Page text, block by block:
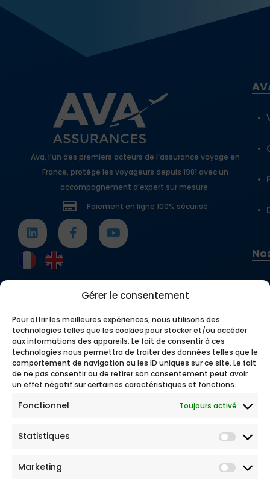
Gérer le consentement
Pour offrir les meilleures expériences, nous utilisons des
technologies telles que les cookies pour stocker et/ou accéder
aux informations des appareils. Le fait de consentir à ces
technologies nous permettra de traiter des données telles que le
comportement de navigation ou les ID uniques sur ce site. Le fait
de ne pas consentir ou de retirer son consentement peut avoir
un effet négatif sur certaines caractéristiques et fonctions.
Fonctionnel Toujours activé
Statistiques
Marketing
Ava, l’un des premiers acteurs de l’assurance voyage en
France, protège les voyageurs depuis 1981 avec un
accompagnement d’expert sur mesure.
Paiement en ligne 100% sécurisé